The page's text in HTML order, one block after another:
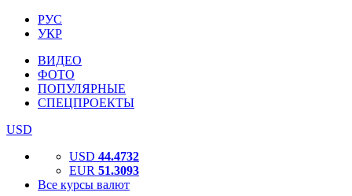
РУС
УКР
ВИДЕО
ФОТО
ПОПУЛЯРНЫЕ
СПЕЦПРОЕКТЫ
USD
USD 44.4732
EUR 51.3093
Все курсы валют